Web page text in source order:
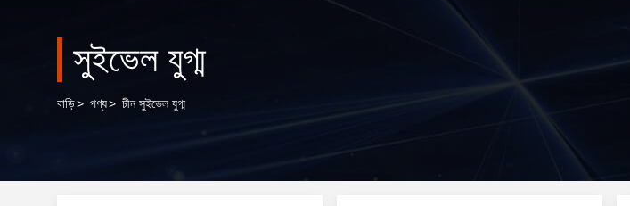
সুইভেল যুগ্ম
বাড়ি> পণ্য> চীন সুইভেল যুগ্ম